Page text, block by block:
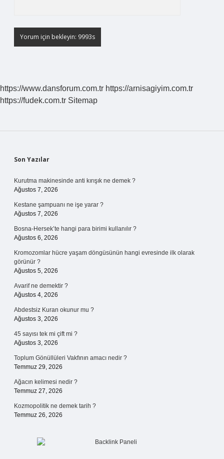
https://www.dansforum.com.tr https://arnisagiyim.com.tr
https://fudek.com.tr Sitemap
Sidebar
Son Yazılar
Kurutma makinesinde anti kırışık ne demek ?
Ağustos 7, 2026
Kestane şampuanı ne işe yarar ?
Ağustos 7, 2026
Bosna-Hersek’te hangi para birimi kullanılır ?
Ağustos 6, 2026
Kromozomlar hücre yaşam döngüsünün hangi evresinde ilk olarak
görünür ?
Ağustos 5, 2026
Avarif ne demektir ?
Ağustos 4, 2026
Abdestsiz Kuran okunur mu ?
Ağustos 3, 2026
45 sayısı tek mi çift mi ?
Ağustos 3, 2026
Toplum Gönüllüleri Vakfının amacı nedir ?
Temmuz 29, 2026
Ağacın kelimesi nedir ?
Temmuz 27, 2026
Kozmopolitik ne demek tarih ?
Temmuz 26, 2026